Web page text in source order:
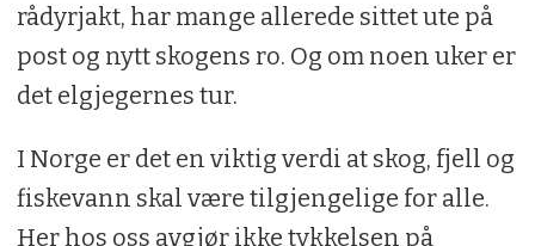
rådyrjakt, har mange allerede sittet ute på
post og nytt skogens ro. Og om noen uker er
det elgjegernes tur.
I Norge er det en viktig verdi at skog, fjell og
fiskevann skal være tilgjengelige for alle.
Her hos oss avgjør ikke tykkelsen på